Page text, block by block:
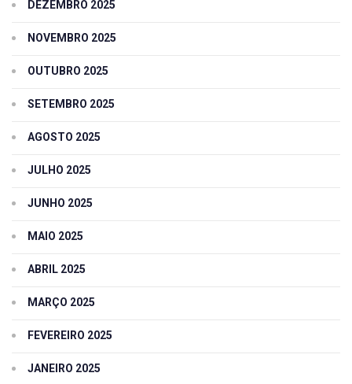
DEZEMBRO 2025
NOVEMBRO 2025
OUTUBRO 2025
SETEMBRO 2025
AGOSTO 2025
JULHO 2025
JUNHO 2025
MAIO 2025
ABRIL 2025
MARÇO 2025
FEVEREIRO 2025
JANEIRO 2025